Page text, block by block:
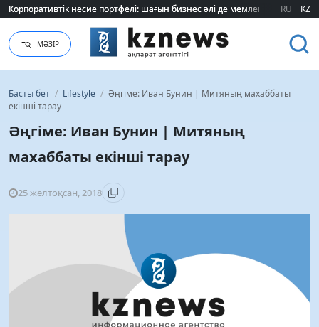
«Борат» бейнесін қолданған бренд басшысы халықтан кешірім сұрады
«Борат» бейнесін қолданған бренд басшысы халықтан кешірім сұрады
RU KZ
МӘЗІР
Басты бет / Lifestyle / Әңгіме: Иван Бунин | Митяның махаббаты
екінші тарау
Әңгіме: Иван Бунин | Митяның
махаббаты екінші тарау
25 желтоқсан, 2018